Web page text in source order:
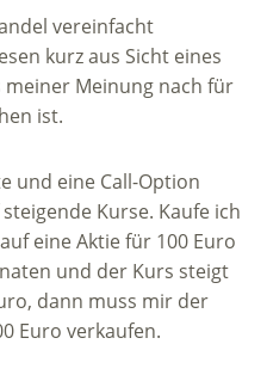
vereinfacht
kurz aus Sicht eines
meiner Meinung nach für
ist.
und eine Call-Option
Kurse. Kaufe ich
eine Aktie für 100 Euro
und der Kurs steigt
dann muss mir der
Euro verkaufen.